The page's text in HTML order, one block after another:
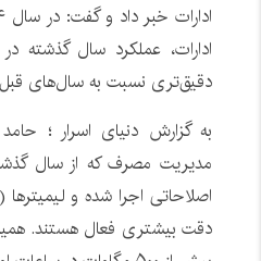
ادارات، عملکرد سال گذشته
دقیق‌تری نسبت به سال‌های
به گزارش دنیای اسرار ؛
مدیریت مصرف که از سال
اصلاحاتی اجرا شده و
دقت بیشتری فعال هستند.